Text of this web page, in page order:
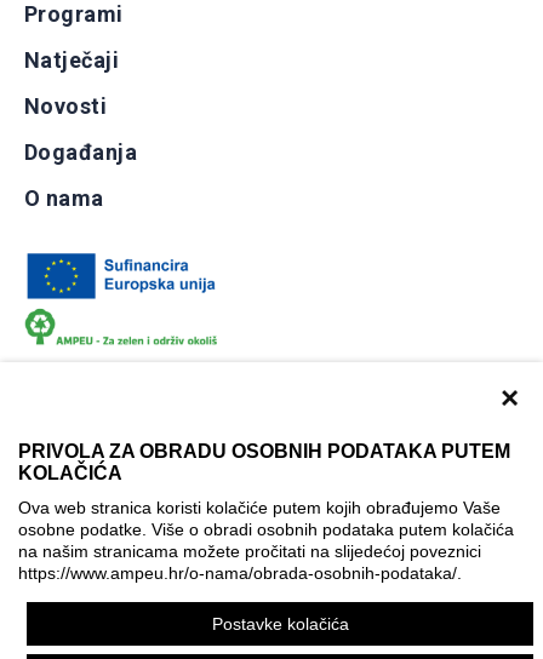
×
PRIVOLA ZA OBRADU OSOBNIH PODATAKA PUTEM
KOLAČIĆA
Ova web stranica koristi kolačiće putem kojih obrađujemo Vaše
osobne podatke. Više o obradi osobnih podataka putem kolačića
na našim stranicama možete pročitati na slijedećoj poveznici
https://www.ampeu.hr/o-nama/obrada-osobnih-podataka/
Postavke kolačića
Programi
Natječaji
Novosti
Događanja
O nama
Izjava o pristupačnosti
Politika korištenja kolačića
Postavke kolačića
Ova mrežna stranica je ostvarena uz financijsku potporu